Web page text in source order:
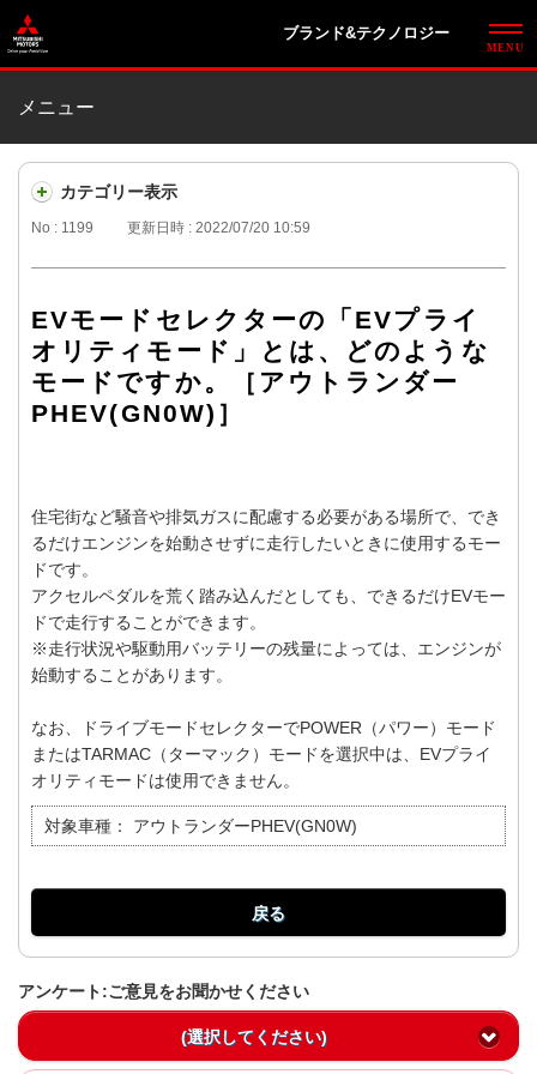
ブランド&テクノロジー
メニュー
カテゴリー表示
No : 1199 更新日時 : 2022/07/20 10:59
EVモードセレクターの「EVプライ
オリティモード」とは、どのような
モードですか。［アウトランダー
PHEV(GN0W)］
住宅街など騒音や排気ガスに配慮する必要がある場所で、でき
るだけエンジンを始動させずに走行したいときに使用するモー
ドです。
アクセルペダルを荒く踏み込んだとしても、できるだけEVモー
ドで走行することができます。
※走行状況や駆動用バッテリーの残量によっては、エンジンが
始動することがあります。
なお、ドライブモードセレクターでPOWER（パワー）モード
またはTARMAC（ターマック）モードを選択中は、EVプライ
オリティモードは使用できません。
対象車種： アウトランダーPHEV(GN0W)
戻る
アンケート:ご意見をお聞かせください
(選択してください)